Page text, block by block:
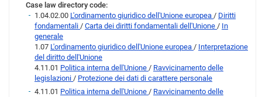
Case law directory code:
1.04.02.00 L'ordinamento giuridico dell'Unione europea / Diritti
fondamentali / Carta dei diritti fondamentali dell'Unione / In
generale
1.07 L'ordinamento giuridico dell'Unione europea / Interpretazione
del diritto dell'Unione
4.11.01 Politica interna dell'Unione / Ravvicinamento delle
legislazioni / Protezione dei dati di carattere personale
4.11.01 Politica interna dell'Unione / Ravvicinamento delle